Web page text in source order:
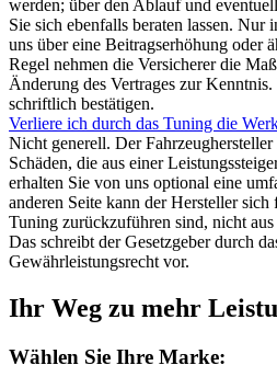
werden; über den Ablauf und
Sie sich ebenfalls beraten lassen. Nur
uns über eine Beitragserhöhung oder
Regel nehmen die Versicherer die
Änderung des Vertrages zur Kenntnis.
schriftlich bestätigen.
Verliere ich durch das Tuning die
Nicht generell. Der
Schäden, die aus einer
erhalten Sie von uns optional eine
anderen Seite kann der Hersteller
Tuning zurückzuführen sind, nicht
Das schreibt der Gesetzgeber durch
Gewährleistungsrecht vor.
Ihr Weg zu mehr
Wählen Sie Ihre Marke: